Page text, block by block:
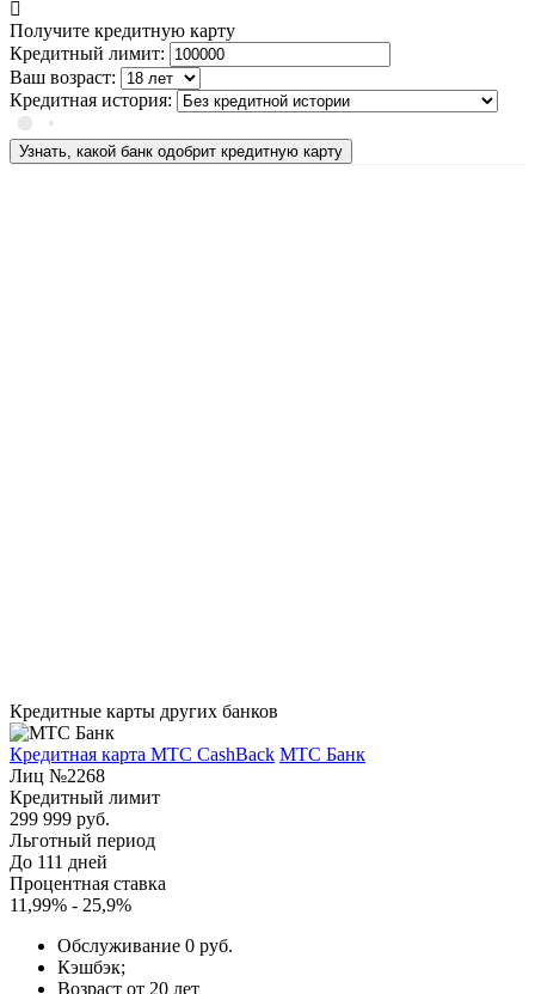
Получите кредитную карту
Кредитный лимит:
Ваш возраст:
Кредитная история:
Узнать, какой банк одобрит кредитную карту
Кредитные карты других банков
Кредитная карта МТС CashBack МТС Банк
Лиц №2268
Кредитный лимит
299 999 руб.
Льготный период
До 111 дней
Процентная ставка
11,99% - 25,9%
Обслуживание 0 руб.
Кэшбэк;
Возраст от 20 лет